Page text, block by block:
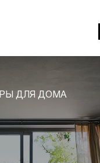
ДЛЯ ДОМА